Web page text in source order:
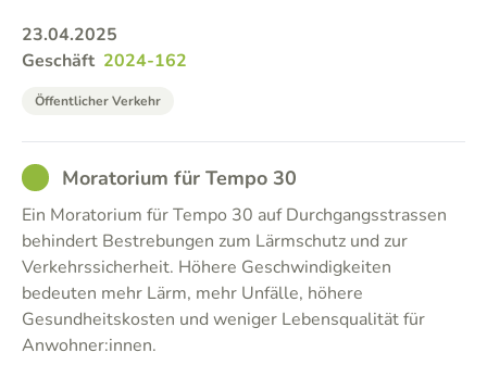
23.04.2025
Geschäft 2024-162
Öffentlicher Verkehr
GOODMoratorium für Tempo 30
Ein Moratorium für Tempo 30 auf Durchgangsstrassen
behindert Bestrebungen zum Lärmschutz und zur
Verkehrssicherheit. Höhere Geschwindigkeiten
bedeuten mehr Lärm, mehr Unfälle, höhere
Gesundheitskosten und weniger Lebensqualität für
Anwohner:innen.